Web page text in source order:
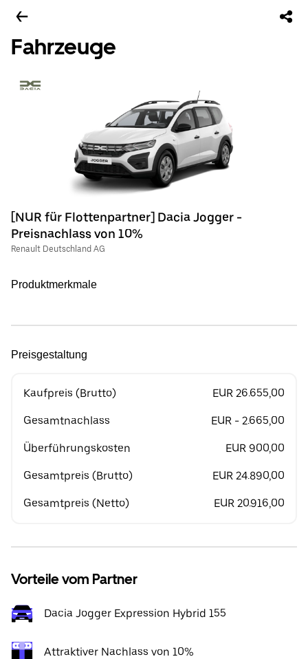
Fahrzeuge
[NUR für Flottenpartner] Dacia Jogger -
Preisnachlass von 10%
Renault Deutschland AG
Produktmerkmale
Preisgestaltung
Kaufpreis (Brutto) EUR 26.655,00
Gesamtnachlass EUR - 2.665,00
Überführungskosten EUR 900,00
Gesamtpreis (Brutto) EUR 24.890,00
Gesamtpreis (Netto) EUR 20.916,00
Vorteile vom Partner
Dacia Jogger Expression Hybrid 155
Attraktiver Nachlass von 10%